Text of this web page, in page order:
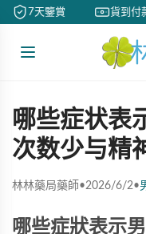
7天鑒賞 貨到付款
哪些症状表
次数少与精
林林藥局藥師•2026/6/2•
哪些症狀表示